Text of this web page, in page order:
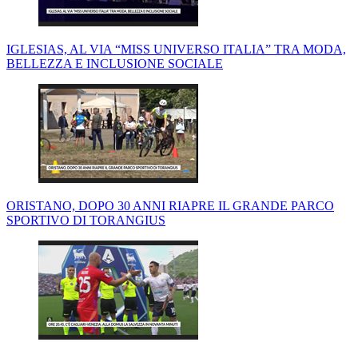
IGLESIAS, AL VIA “MISS UNIVERSO ITALIA” TRA MODA,
BELLEZZA E INCLUSIONE SOCIALE
ORISTANO, DOPO 30 ANNI RIAPRE IL GRANDE PARCO
SPORTIVO DI TORANGIUS